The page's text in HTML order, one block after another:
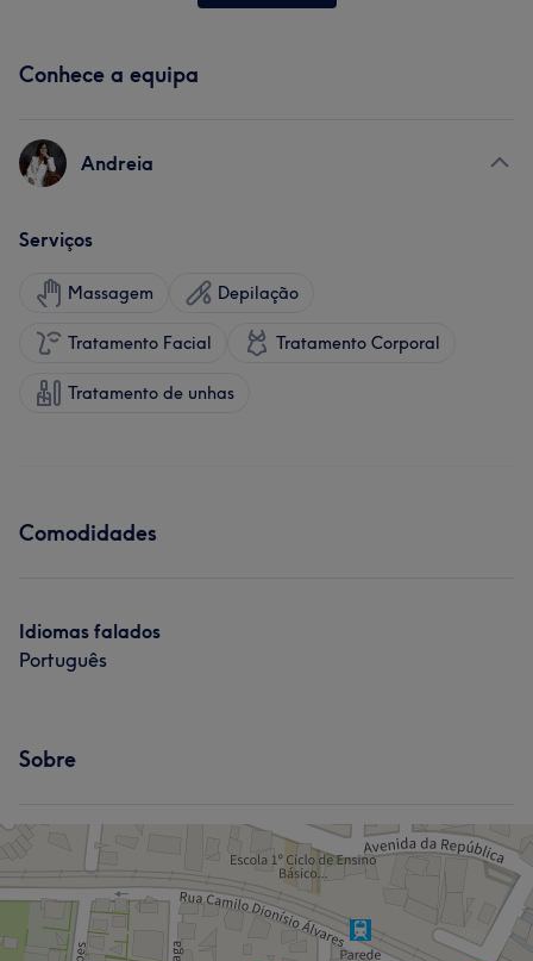
Conhece a equipa
Andreia
Serviços
Massagem Depilação
Tratamento Facial Tratamento Corporal
Tratamento de unhas
Comodidades
Idiomas falados
Português
Sobre